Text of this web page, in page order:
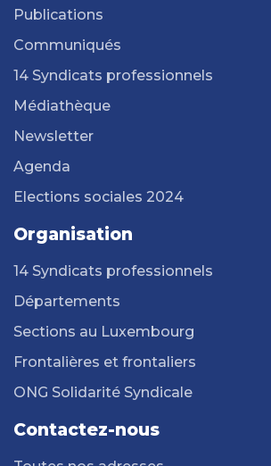
Publications
Communiqués
14 Syndicats professionnels
Médiathèque
Newsletter
Agenda
Elections sociales 2024
Organisation
14 Syndicats professionnels
Départements
Sections au Luxembourg
Frontalières et frontaliers
ONG Solidarité Syndicale
Contactez-nous